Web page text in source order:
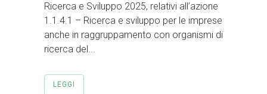
Ricerca e Sviluppo 2025, relativi all’azione
1.1.4.1 – Ricerca e sviluppo per le imprese
anche in raggruppamento con organismi di
ricerca del...
LEGGI